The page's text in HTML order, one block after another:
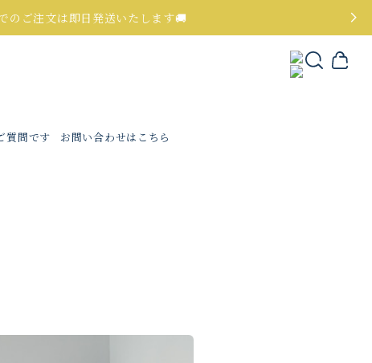
のご注文は即日発送いたします🚚
質問です お問い合わせはこちら